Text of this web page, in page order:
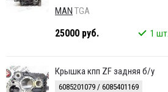
MAN TGA
25000 руб. 1 шт.
Крышка кпп ZF задняя б/у
6085201079 / 6085401169